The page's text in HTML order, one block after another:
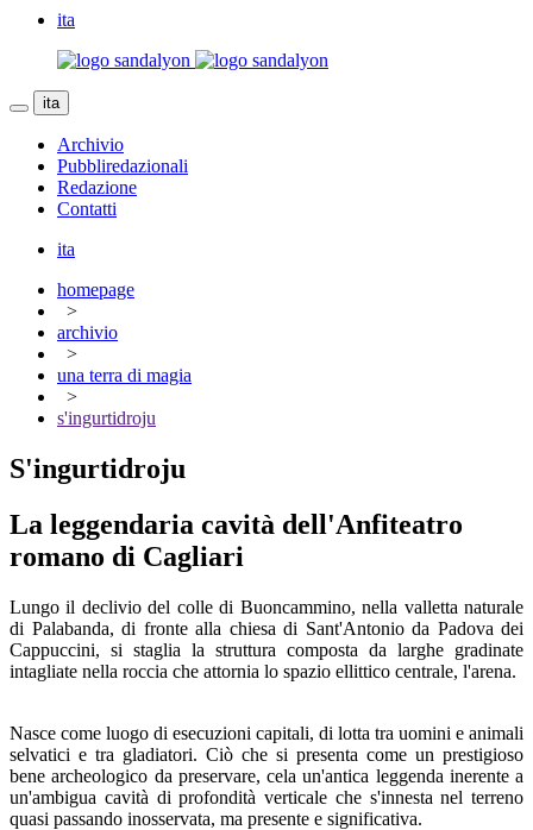
ita
ita
Archivio
Pubbliredazionali
Redazione
Contatti
ita
homepage
>
archivio
>
una terra di magia
>
s'ingurtidroju
S'ingurtidroju
La leggendaria cavità dell'Anfiteatro
romano di Cagliari
Lungo il declivio del colle di Buoncammino, nella valletta naturale
di Palabanda, di fronte alla chiesa di Sant'Antonio da Padova dei
Cappuccini, si staglia la struttura composta da larghe gradinate
intagliate nella roccia che attornia lo spazio ellittico centrale, l'arena.
Nasce come luogo di esecuzioni capitali, di lotta tra uomini e animali
selvatici e tra gladiatori. Ciò che si presenta come un prestigioso
bene archeologico da preservare, cela un'antica leggenda inerente a
un'ambigua cavità di profondità verticale che s'innesta nel terreno
quasi passando inosservata, ma presente e significativa.